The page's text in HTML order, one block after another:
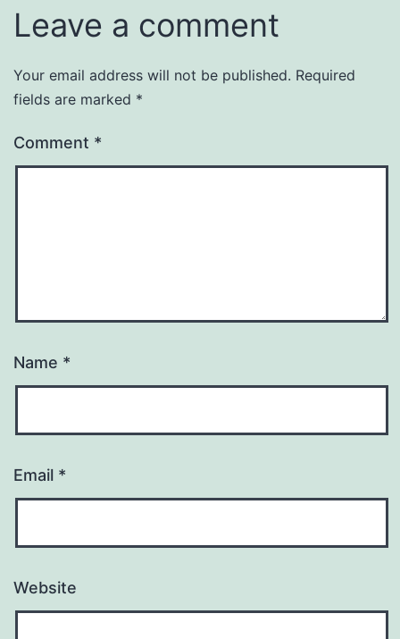
Leave a comment
Your email address will not be published. Required
fields are marked *
Comment *
Name *
Email *
Website